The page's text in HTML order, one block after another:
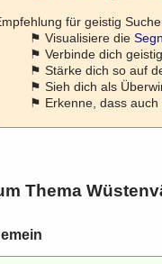
für geistig
⚑ Visualisiere die
⚑ Verbinde dich
⚑ Stärke dich so auf
⚑ Sieh dich als
⚑ Erkenne, dass
Thema